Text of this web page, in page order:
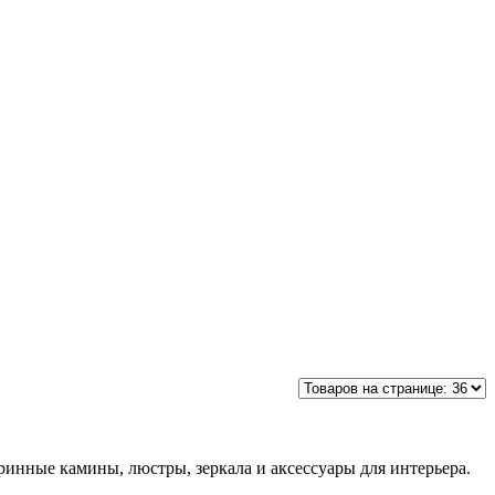
камины, люстры, зеркала и аксессуары для интерьера.